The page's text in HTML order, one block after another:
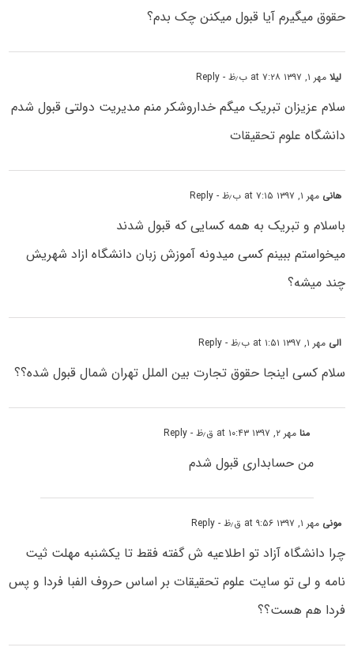
حقوق میگیرم آیا قبول میکنن چک بدم؟
لیلامهر ۱, ۱۳۹۷ at ۷:۲۸ ب٫ظ - Reply
سلام عزیزان تبریک میگم خداروشکر منم مدیریت دولتی قبول شدم
دانشگاه علوم تحقیقات
هانی مهر ۱, ۱۳۹۷ at ۷:۱۵ ب٫ظ - Reply
باسلام و تبریک به همه کسایی که قبول شدند
میخواستم ببینم کسی میدونه آموزش زبان دانشگاه ازاد شهریش
چند میشه؟
الی مهر ۱, ۱۳۹۷ at ۱:۵۱ ب٫ظ - Reply
سلام کسی اینجا حقوق تجارت بین الملل تهران شمال قبول شده؟؟
منامهر ۲, ۱۳۹۷ at ۱۰:۴۳ ق٫ظ - Reply
من حسابداری قبول شدم
مونی مهر ۱, ۱۳۹۷ at ۹:۵۶ ق٫ظ - Reply
چرا دانشگاه آزاد تو اطلاعیه ش گفته فقط تا یکشنبه مهلت ثیت
نامه و لی تو سایت علوم تحقیقات بر اساس حروف الفبا فردا و پس
فردا هم هست؟؟